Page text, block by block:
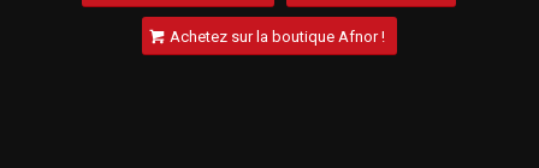
Achetez sur la boutique Afnor !